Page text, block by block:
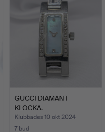
GUCCI DIAMANT
KLOCKA.
Klubbades 10 okt 2024
7 bud